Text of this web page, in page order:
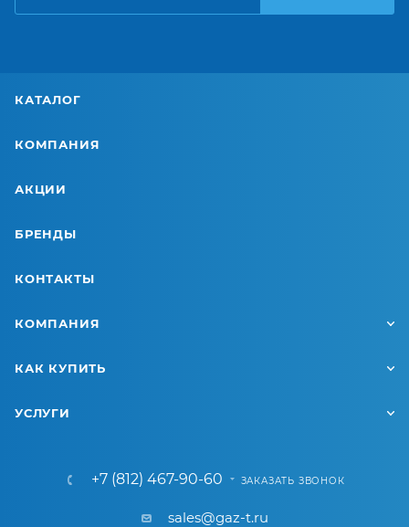
КАТАЛОГ
КОМПАНИЯ
АКЦИИ
БРЕНДЫ
КОНТАКТЫ
КОМПАНИЯ
КАК КУПИТЬ
УСЛУГИ
+7 (812) 467-90-60 ЗАКАЗАТЬ ЗВОНОК
sales@gaz-t.ru